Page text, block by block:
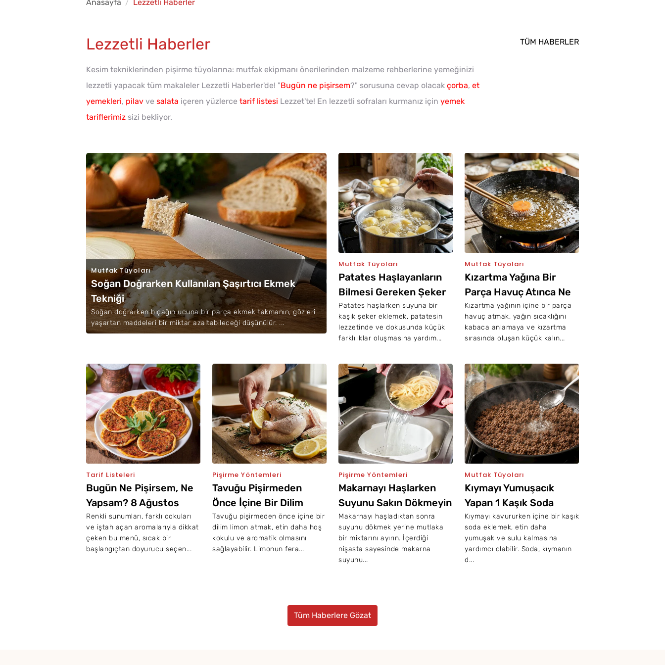
Anasayfa Lezzetli Haberler
Lezzetli Haberler
Kesim tekniklerinden pişirme tüyolarına: mutfak ekipmanı önerilerinden malzeme rehberlerine yemeğinizi
lezzetli yapacak tüm makaleler Lezzetli Haberler'de! "Bugün ne pişirsem?" sorusuna cevap olacak çorba, et
yemekleri, pilav ve salata içeren yüzlerce tarif listesi Lezzet'te! En lezzetli sofraları kurmanız için yemek
tariflerimiz sizi bekliyor.
TÜM HABERLER
Mutfak Tüyoları
Soğan Doğrarken Kullanılan Şaşırtıcı Ekmek
Tekniği
Soğan doğrarken bıçağın ucuna bir parça ekmek takmanın, gözleri
yaşartan maddeleri bir miktar azaltabileceği düşünülür. ...
Mutfak Tüyoları
Patates Haşlayanların
Bilmesi Gereken Şeker
Hilesi
Patates haşlarken suyuna bir
kaşık şeker eklemek, patatesin
lezzetinde ve dokusunda küçük
farklılıklar oluşmasına yardım...
Mutfak Tüyoları
Kızartma Yağına Bir
Parça Havuç Atınca Ne
Olur?
Kızartma yağının içine bir parça
havuç atmak, yağın sıcaklığını
kabaca anlamaya ve kızartma
sırasında oluşan küçük kalın...
Tarif Listeleri
Bugün Ne Pişirsem, Ne
Yapsam? 8 Ağustos
2026
Renkli sunumları, farklı dokuları
ve iştah açan aromalarıyla dikkat
çeken bu menü, sıcak bir
başlangıçtan doyurucu seçen...
Pişirme Yöntemleri
Tavuğu Pişirmeden
Önce İçine Bir Dilim
Limon Atarsanız Ne
Olur?
Tavuğu pişirmeden önce içine bir
dilim limon atmak, etin daha hoş
kokulu ve aromatik olmasını
sağlayabilir. Limonun fera...
Pişirme Yöntemleri
Makarnayı Haşlarken
Suyunu Sakın Dökmeyin
Makarnayı haşladıktan sonra
suyunu dökmek yerine mutlaka
bir miktarını ayırın. İçerdiği
nişasta sayesinde makarna
suyunu...
Mutfak Tüyoları
Kıymayı Yumuşacık
Yapan 1 Kaşık Soda
Yöntemi
Kıymayı kavururken içine bir kaşık
soda eklemek, etin daha
yumuşak ve sulu kalmasına
yardımcı olabilir. Soda, kıymanın
d...
Tüm Haberlere Gözat